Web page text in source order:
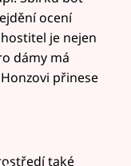
ocení
je nejen
dámy má
přinese
také